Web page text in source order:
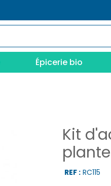
Épicerie bio
Kit
REF : RC115